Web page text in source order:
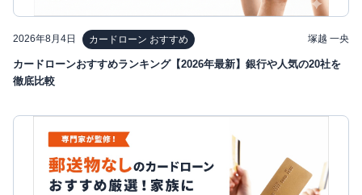
2026年8月4日 カードローン おすすめ 塚越 一央
カードローンおすすめランキング【2026年最新】銀行や人気の20社を
徹底比較